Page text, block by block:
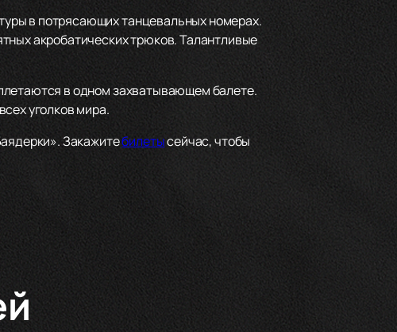
в потрясающих танцевальных номерах.
акробатических трюков. Талантливые
в одном захватывающем балете.
уголков мира.
Закажитебилетысейчас, чтобы